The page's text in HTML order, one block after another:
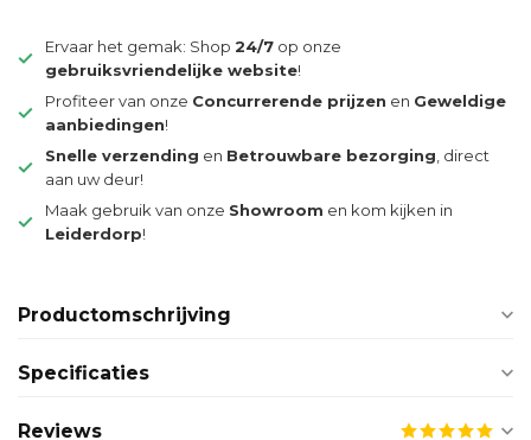
Ervaar het gemak: Shop 24/7 op onze
gebruiksvriendelijke website!
Profiteer van onze Concurrerende prijzen en Geweldige
aanbiedingen!
Snelle verzending en Betrouwbare bezorging , direct
aan uw deur!
Maak gebruik van onze Showroom en kom kijken in
Leiderdorp!
Productomschrijving
Specificaties
Reviews